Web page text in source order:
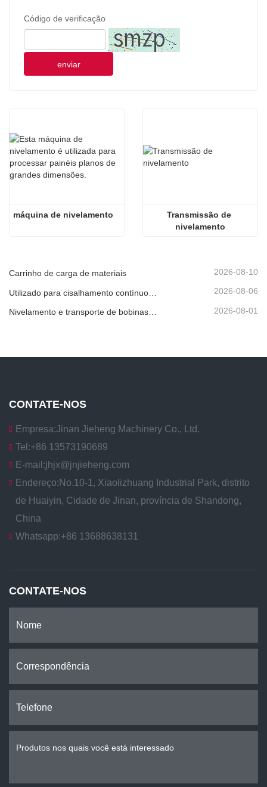
Código de verificação
enviar
máquina de nivelamento
Transmissão de
nivelamento
Carrinho de carga de materiais 2026-08-10
2026-08-06
2026-08-01
CONTATE-NOS
Empresa:Jinan Jieheng Machinery Co., Ltd.
Tel:+86 13573190689
E-mail:jhjx@jnjieheng.com
Endereço:No.10-1, Xiaolizhuang Industrial Park, distrito
de Huaiyin, Cidade de Jinan, província de Shandong,
China
Whatsapp:+86 13688638131
CONTATE-NOS